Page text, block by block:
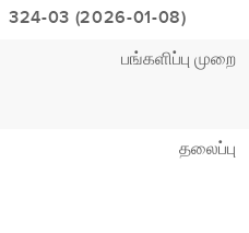
324-03 (2026-01-08)
பங்களிப்பு முறை
தலைப்பு